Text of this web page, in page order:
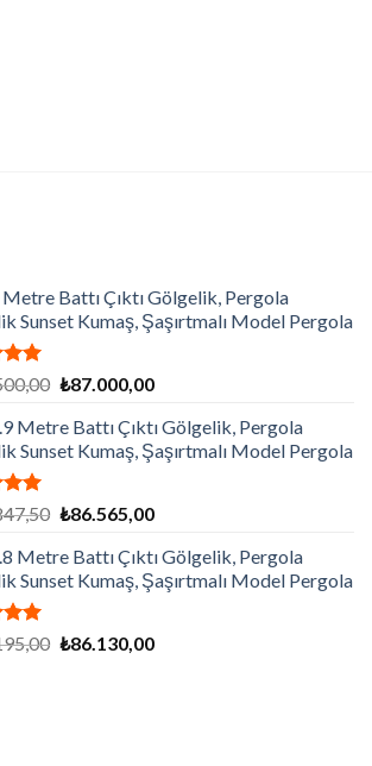
Battı Çıktı Gölgelik, Pergola
Sunset Kumaş, Şaşırtmalı Model Pergola
Orijinal
₺130.500,00.
₺87.000,00Şu
fiyat:
₺87.000,00.
Metre Battı Çıktı Gölgelik, Pergola
Sunset Kumaş, Şaşırtmalı Model Pergola
Orijinal
₺129.847,50.
₺86.565,00Şu
fiyat:
₺86.565,00.
Metre Battı Çıktı Gölgelik, Pergola
Sunset Kumaş, Şaşırtmalı Model Pergola
Orijinal
₺86.130,00Şu